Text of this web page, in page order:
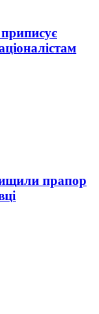
приписує
прапор